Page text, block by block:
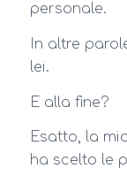
personale.
In altre
lei.
E alla fine?
Esatto, la
ha scelto le